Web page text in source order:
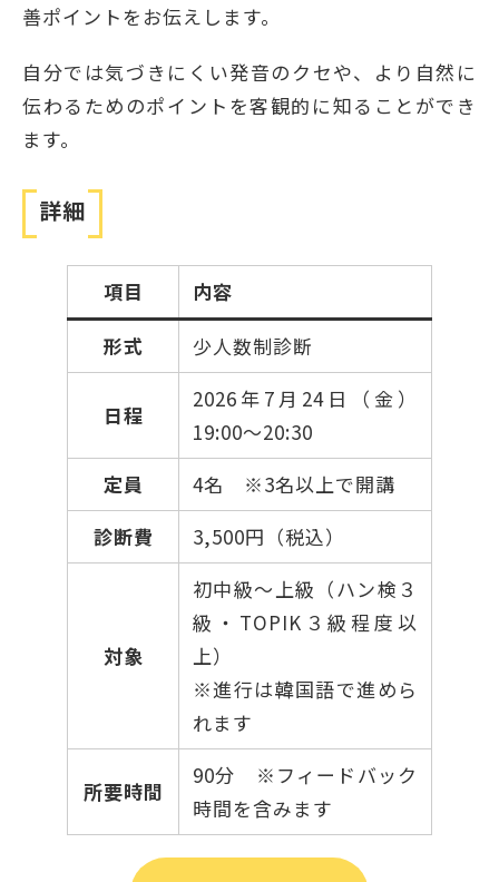
善ポイントをお伝えします。
自分では気づきにくい発音のクセや、より自然に
伝わるためのポイントを客観的に知ることができ
ます。
詳細
項目
内容
形式
少人数制診断
日程
2026年7月24日（金）
19:00〜20:30
定員
4名 ※3名以上で開講
診断費
3,500円（税込）
対象
初中級〜上級（ハン検３
級・TOPIK３級程度以
上）
※進行は韓国語で進めら
れます
所要時間
90分 ※フィードバック
時間を含みます